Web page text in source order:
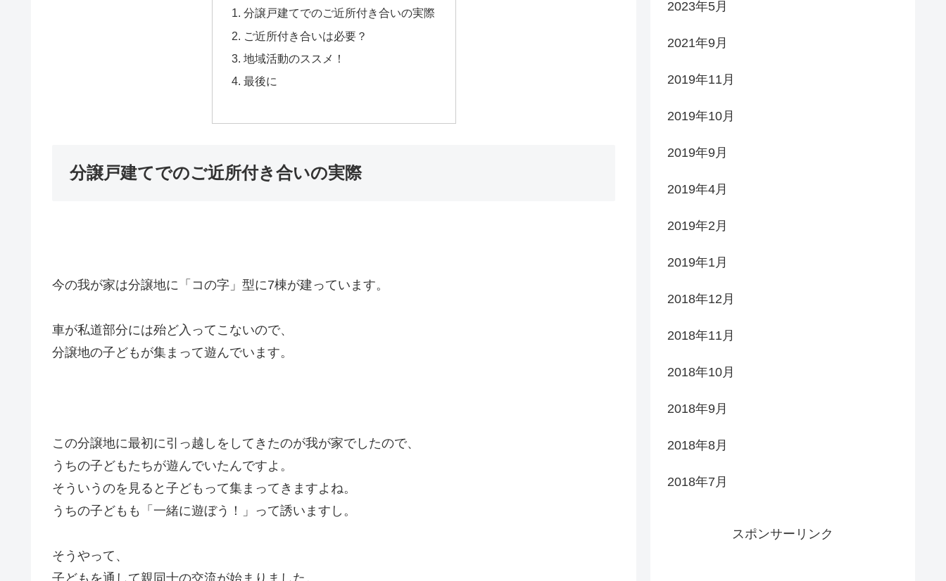
分譲戸建てでのご近所付き合いの実際
ご近所付き合いは必要？
地域活動のススメ！
最後に
分譲戸建てでのご近所付き合いの実際
今の我が家は分譲地に「コの字」型に7棟が建っています。
車が私道部分には殆ど入ってこないので、
分譲地の子どもが集まって遊んでいます。
この分譲地に最初に引っ越しをしてきたのが我が家でしたので、
うちの子どもたちが遊んでいたんですよ。
そういうのを見ると子どもって集まってきますよね。
うちの子どもも「一緒に遊ぼう！」って誘いますし。
そうやって、
2023年5月
2021年9月
2019年11月
2019年10月
2019年9月
2019年4月
2019年2月
2019年1月
2018年12月
2018年11月
2018年10月
2018年9月
2018年8月
2018年7月
スポンサーリンク